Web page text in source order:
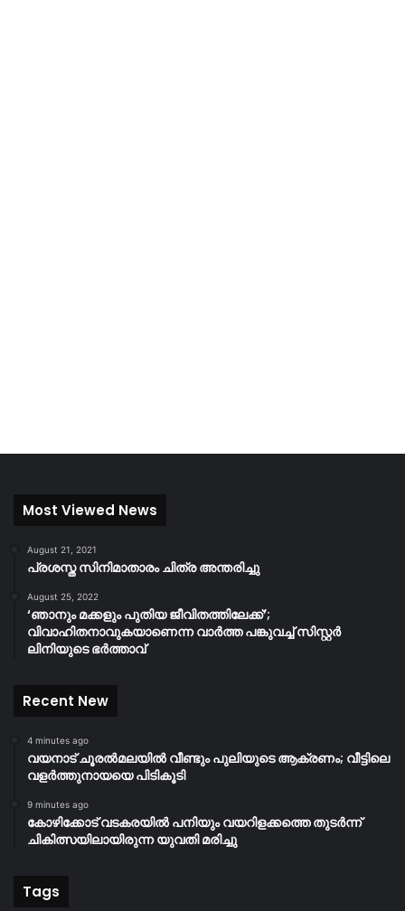
Most Viewed News
August 21, 2021
പ്രശസ്ത സിനിമാതാരം ചിത്ര അന്തരിച്ചു
August 25, 2022
‘ഞാനും മക്കളും പുതിയ ജീവിതത്തിലേക്ക്’;
വിവാഹിതനാവുകയാണെന്ന വാർത്ത പങ്കുവച്ച് സിസ്റ്റർ
ലിനിയുടെ ഭർത്താവ്
Recent New
4 minutes ago
വയനാട് ചൂരൽമലയിൽ വീണ്ടും പുലിയുടെ ആക്രണം; വീട്ടിലെ
വളർത്തുനായയെ പിടികൂടി
9 minutes ago
കോഴിക്കോട് വടകരയിൽ പനിയും വയറിളക്കത്തെ തുടർന്ന്
ചികിത്സയിലായിരുന്ന യുവതി മരിച്ചു
Tags